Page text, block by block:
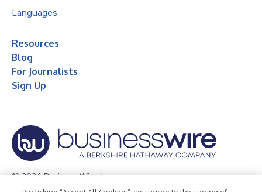
Languages
Resources
Blog
For Journalists
Sign Up
© 2026 Business Wire, Inc.